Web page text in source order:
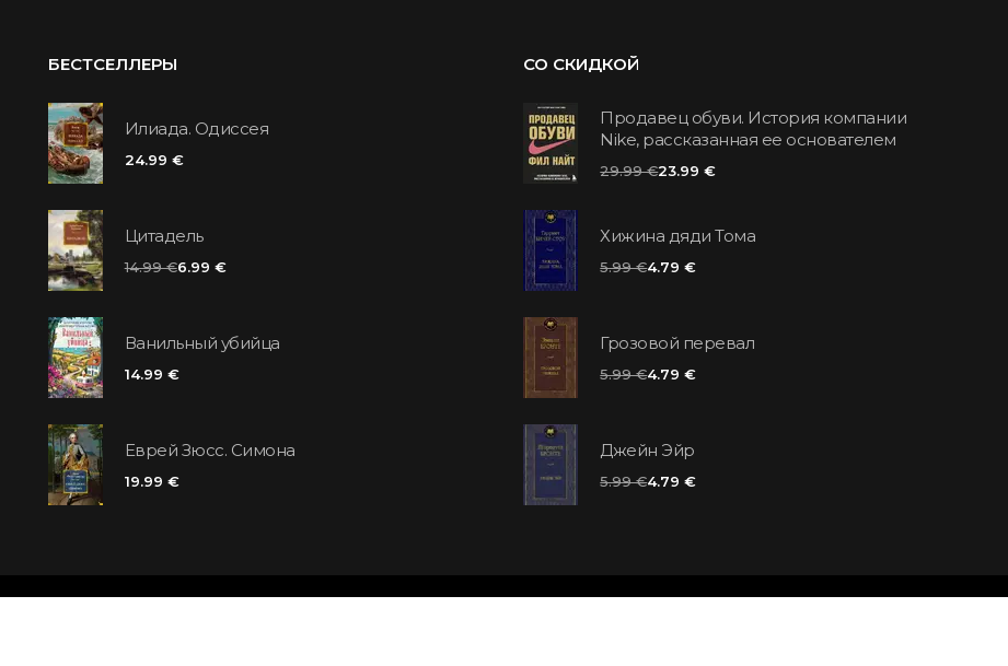
БЕСТСЕЛЛЕРЫ
Илиада. Одиссея
24.99 €
Цитадель
14.99 €6.99 €
Ванильный убийца
14.99 €
Еврей Зюсс. Симона
19.99 €
СО СКИДКОЙ
Продавец обуви. История компании
Nike, рассказанная ее основателем
29.99 €23.99 €
Хижина дяди Тома
5.99 €4.79 €
Грозовой перевал
5.99 €4.79 €
Джейн Эйр
5.99 €4.79 €